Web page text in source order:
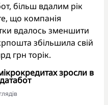
більш вдалим рік
що компанія
вдалось зменшити
збільшила свій
грн торік.
зросли в